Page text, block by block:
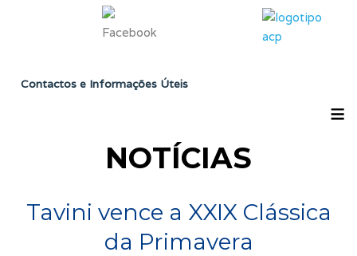
Contactos e Informações Úteis
≡
NOTÍCIAS
Tavini vence a XXIX Clássica
da Primavera